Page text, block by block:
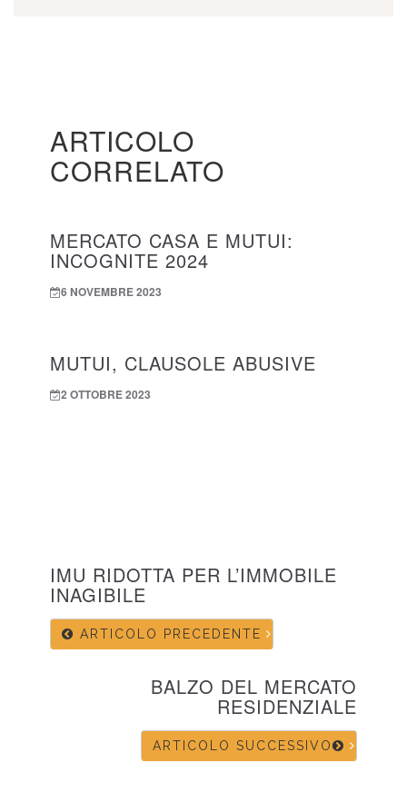
ARTICOLO
CORRELATO
MERCATO CASA E MUTUI:
INCOGNITE 2024
6 NOVEMBRE 2023
MUTUI, CLAUSOLE ABUSIVE
2 OTTOBRE 2023
IMU RIDOTTA PER L’IMMOBILE
INAGIBILE
ARTICOLO PRECEDENTE
BALZO DEL MERCATO
RESIDENZIALE
ARTICOLO SUCCESSIVO